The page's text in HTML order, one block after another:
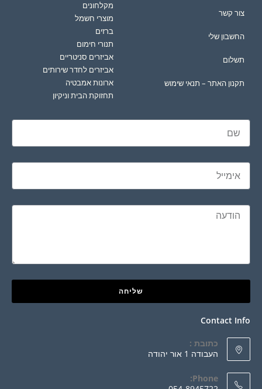
צור קשר
החשבון שלי
תשלום
תקנון האתר – תנאי שימוש
מקלחונים
מוצרי חשמל
ברזים
תנורי חימום
אביזרים סניטריים
אביזרים לחדר שירותים
ארונות אמבטיה
תחזוקת הבית וניקיון
שליחה
Contact Info
כתובת :
העבודה 1 אור יהודה
Phone: